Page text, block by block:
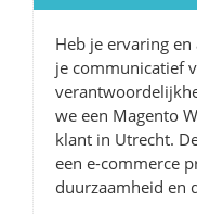
Heb je ervaring
je communicatief
we een Magento
klant in Utrecht.
een e-commerce
duurzaamheid en